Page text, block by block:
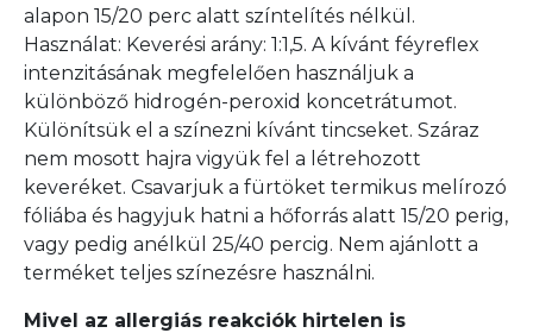
alapon 15/20 perc alatt színtelítés nélkül.
Használat: Keverési arány: 1:1,5. A kívánt féyreflex
intenzitásának megfelelően használjuk a
különböző hidrogén-peroxid koncetrátumot.
Különítsük el a színezni kívánt tincseket. Száraz
nem mosott hajra vigyük fel a létrehozott
keveréket. Csavarjuk a fürtöket termikus melírozó
fóliába és hagyjuk hatni a hőforrás alatt 15/20 perig,
vagy pedig anélkül 25/40 percig. Nem ajánlott a
terméket teljes színezésre használni.
Mivel az allergiás reakciók hirtelen is